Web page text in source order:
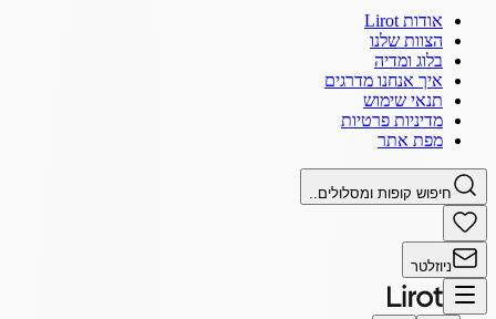
אודות Lirot
הצוות שלנו
בלוג ומדיה
איך אנחנו מדרגים
תנאי שימוש
מדיניות פרטיות
מפת אתר
חיפוש קופות ומסלולים..
ניוזלטר